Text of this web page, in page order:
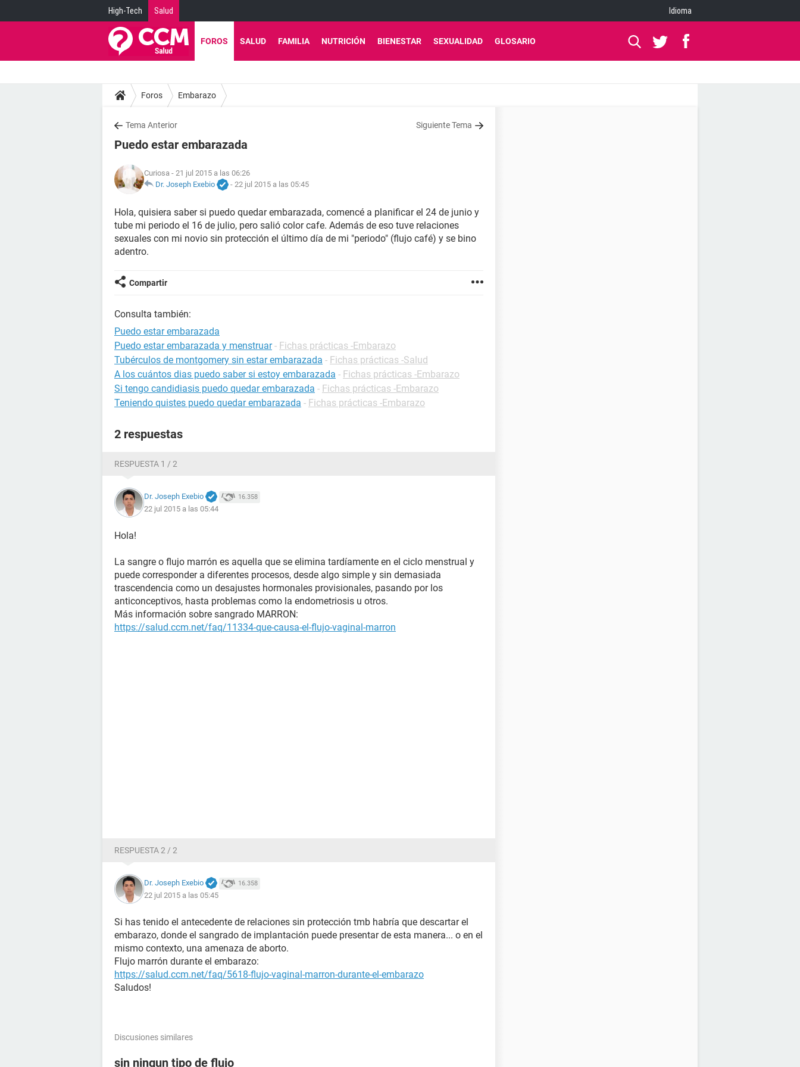
High-Tech Salud Idioma
FOROS SALUD FAMILIA NUTRICIÓN BIENESTAR SEXUALIDAD GLOSARIO
Foros Embarazo
Tema Anterior Siguiente Tema
Puedo estar embarazada
Curiosa - 21 jul 2015 a las 06:26
Dr. Joseph Exebio
- 22 jul 2015 a las 05:45
Hola, quisiera saber si puedo quedar embarazada, comencé a planificar el 24 de junio y
tube mi periodo el 16 de julio, pero salió color cafe. Además de eso tuve relaciones
sexuales con mi novio sin protección el último día de mi "periodo" (flujo café) y se bino
adentro.
Compartir
Consulta también:
Puedo estar embarazada
Puedo estar embarazada y menstruar - Fichas prácticas -Embarazo
Tubérculos de montgomery sin estar embarazada - Fichas prácticas -Salud
A los cuántos dias puedo saber si estoy embarazada - Fichas prácticas -Embarazo
Si tengo candidiasis puedo quedar embarazada - Fichas prácticas -Embarazo
Teniendo quistes puedo quedar embarazada - Fichas prácticas -Embarazo
2 respuestas
RESPUESTA 1 / 2
Dr. Joseph Exebio 16.358
22 jul 2015 a las 05:44
Hola!
La sangre o flujo marrón es aquella que se elimina tardíamente en el ciclo menstrual y
puede corresponder a diferentes procesos, desde algo simple y sin demasiada
trascendencia como un desajustes hormonales provisionales, pasando por los
anticonceptivos, hasta problemas como la endometriosis u otros.
Más información sobre sangrado MARRON:
https://salud.ccm.net/faq/11334-que-causa-el-flujo-vaginal-marron
RESPUESTA 2 / 2
Dr. Joseph Exebio 16.358
22 jul 2015 a las 05:45
Si has tenido el antecedente de relaciones sin protección tmb habría que descartar el
embarazo, donde el sangrado de implantación puede presentar de esta manera... o en el
mismo contexto, una amenaza de aborto.
Flujo marrón durante el embarazo:
https://salud.ccm.net/faq/5618-flujo-vaginal-marron-durante-el-embarazo
Saludos!
Discusiones similares
sin ningun tipo de flujo